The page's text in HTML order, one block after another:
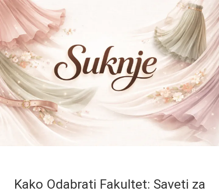
Kako Odabrati Fakultet: Saveti za